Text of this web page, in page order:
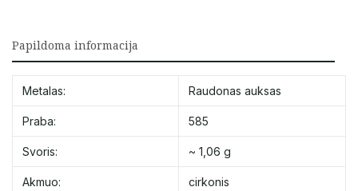
Papildoma informacija
Metalas: Raudonas auksas
Praba: 585
Svoris: ~ 1,06 g
Akmuo: cirkonis